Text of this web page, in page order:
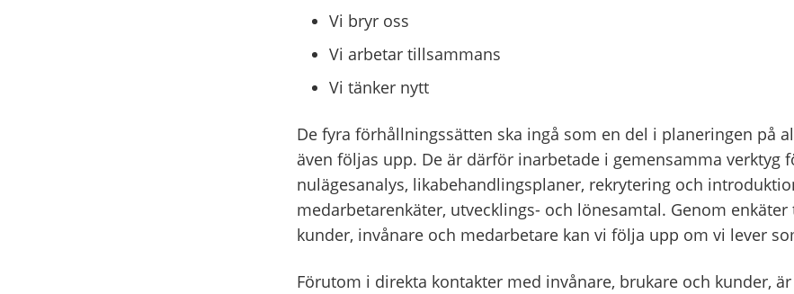
Vi bryr oss
Vi arbetar tillsammans
Vi tänker nytt
De fyra förhållningssätten ska ingå som en del i planeringen på
även följas upp. De är därför inarbetade i gemensamma verktyg
nulägesanalys, likabehandlingsplaner, rekrytering och
medarbetarenkäter, utvecklings- och lönesamtal. Genom
kunder, invånare och medarbetare kan vi följa upp om vi lever
Förutom i direkta kontakter med invånare, brukare och kunder,